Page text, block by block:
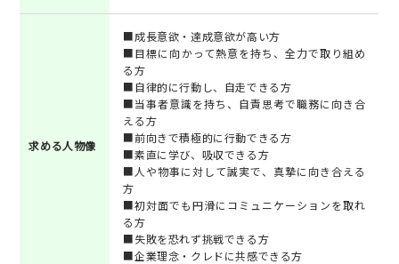
求める人物像
■成長意欲・達成意欲が高い方
■目標に向かって熱意を持ち、全力で取り組め
る方
■自律的に行動し、自走できる方
■当事者意識を持ち、自責思考で職務に向き合
える方
■前向きで積極的に行動できる方
■素直に学び、吸収できる方
■人や物事に対して誠実で、真摯に向き合える
方
■初対面でも円滑にコミュニケーションを取れ
る方
■失敗を恐れず挑戦できる方
■企業理念・クレドに共感できる方